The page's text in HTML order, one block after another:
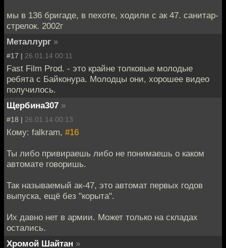
мы в 136 бригаде, в пехоте, ходили с ак 47. санитар-
стрелок. 2002г
Металлург »
#17 | 26.01.14 00:11
Fast Film Prod. - это крайне толковые молодые
ребята с Байконура. Молодцы они, хорошее видео
получилось.
Щербина307 »
#18 | 26.01.14 00:13
Кому: falkram, #16
Ты либо привираешь либо не понимаешь о каком
автомате говоришь.
Так называемый ак-47, это автомат первых годов
выпуска, ещё без "корыта".
Их давно нет в армии. Может только на складах
остались.
Хромой Шайтан »